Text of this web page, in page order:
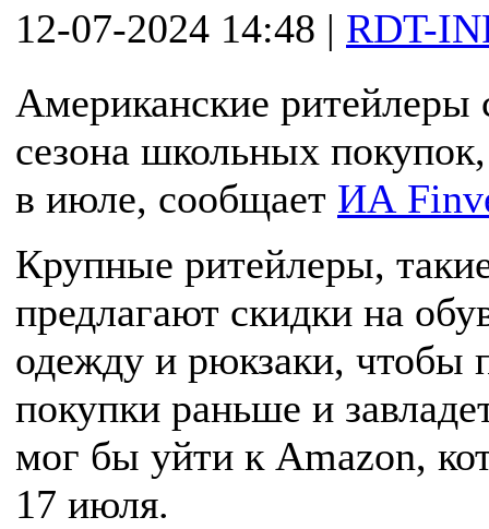
12-07-2024 14:48 | RDT-
Американские ритейлеры
сезона школьных
в июле, сообщает ИА
Крупные ритейлеры,
предлагают скидки на
одежду и рюкзаки, чтобы
покупки раньше и
мог бы уйти к Amazon,
17 июля.